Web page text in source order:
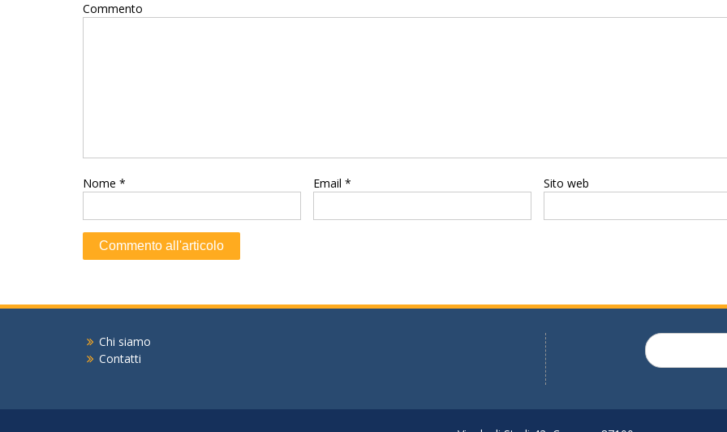
Commento
Nome * Email * Sito web
Chi siamo
Contatti
Search
for: